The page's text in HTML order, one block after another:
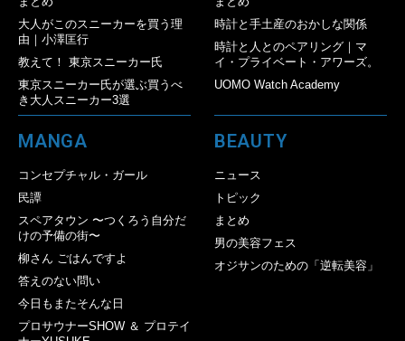
大人がこのスニーカーを買う理
由｜小澤匡行
教えて！ 東京スニーカー氏
東京スニーカー氏が選ぶ買うべ
き大人スニーカー3選
時計と手土産のおかしな関係
時計と人とのペアリング｜マ
イ・プライベート・アワーズ。
UOMO Watch Academy
MANGA
コンセプチャル・ガール
民譚
スペアタウン 〜つくろう自分だ
けの予備の街〜
柳さん ごはんですよ
答えのない問い
今日もまたそんな日
プロサウナーSHOW ＆ プロテイ
BEAUTY
ニュース
トピック
まとめ
男の美容フェス
オジサンのための「逆転美容」